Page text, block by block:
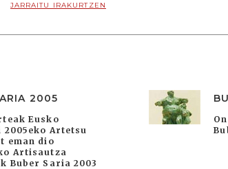
JARRAITU IRAKURTZEN
2005
Eusko
Artetsu
eman dio
Artisautza
Buber Saria 2003